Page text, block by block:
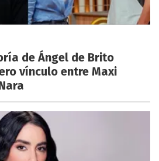
de Ángel de Brito
vínculo entre Maxi